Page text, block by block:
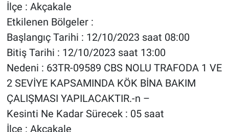
İlçe : Akçakale
Etkilenen Bölgeler :
Başlangıç Tarihi : 12/10/2023 saat 08:00
Bitiş Tarihi : 12/10/2023 saat 13:00
Nedeni : 63TR-09589 CBS NOLU TRAFODA 1 VE
2 SEVİYE KAPSAMINDA KÖK BİNA BAKIM
ÇALIŞMASI YAPILACAKTIR.-n –
Kesinti Ne Kadar Sürecek : 05 saat
İlçe : Akçakale